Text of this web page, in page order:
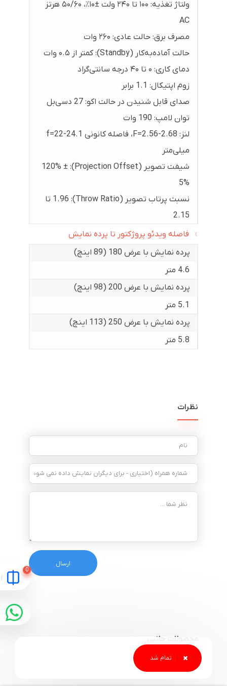
ولتاژ تغذیه: ۱۰۰ تا ۲۴۰ ولت ±۱۰٪، ۵۰/۶۰ هرتز
AC
مصرف برق: حالت عادی: ۲۶۰ وات
حالت آماده‌به‌کار (Standby): کمتر از ۰.۵ وات
دمای کاری: ۰ تا ۴۰ درجه سانتی‌گراد
زوم اپتیکال: 1.1 برابر
صدای قابل شنیدن در حالت اکو: 27 دسی‌بل
توان لامپ: 190 وات
لنز: F=2.56-2.68، فاصله کانونی f=22-24.1
میلی‌متر
شیفت تصویر (Projection Offset): 120% ±
5%
نسبت پرتاب تصویر (Throw Ratio): 1.96 تا
2.15
فاصله ویدئو پروژکتور تا پرده نمایش
پرده نمایش با عرض 180 (89 اینچ)
4.6 متر
پرده نمایش با عرض 200 (98 اینچ)
5.1 متر
پرده نمایش با عرض 250 (113 اینچ)
5.8 متر
نظرات
محصولات جانبی